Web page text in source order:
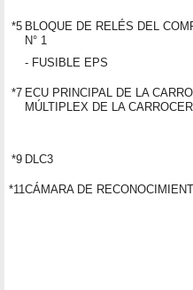
*5 BLOQUE DE RELÉS DEL
N° 1
- FUSIBLE EPS
*7 ECU PRINCIPAL DE LA
MÚLTIPLEX DE LA
*9 DLC3
*11CÁMARA DE